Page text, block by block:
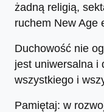
żadną religią,
ruchem New Age
Duchowość nie
jest uniwersalna i
wszystkiego i
Pamiętaj: w